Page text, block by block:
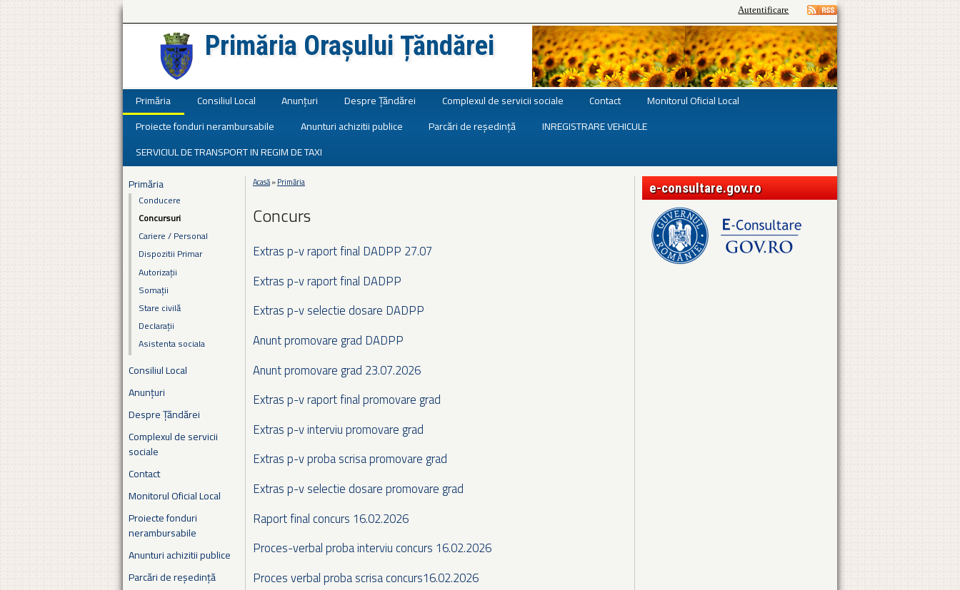
Autentificare
Primăria Orașului Țăndărei
Primăria Consiliul Local Anunțuri Despre Țăndărei Complexul de servicii sociale Contact
Monitorul Oficial Local
Proiecte fonduri nerambursabile
Anunturi achizitii publice Parcări de reședință
INREGISTRARE VEHICULE
SERVICIUL DE TRANSPORT IN REGIM DE TAXI
Primăria
Conducere
Concursuri
Cariere / Personal
Dispozitii Primar
Autorizații
Somații
Stare civilă
Declarații
Asistenta sociala
Consiliul Local
Anunțuri
Despre Țăndărei
Complexul de servicii
sociale
Contact
Monitorul Oficial Local
Proiecte fonduri
nerambursabile
Anunturi achizitii publice
Parcări de reședință
Eşti aici
Acasă»Primăria
Concurs
Extras p-v raport final DADPP 27.07
Extras p-v raport final DADPP
Extras p-v selectie dosare DADPP
Anunt promovare grad DADPP
Anunt promovare grad 23.07.2026
Extras p-v raport final promovare grad
Extras p-v interviu promovare grad
Extras p-v proba scrisa promovare grad
Extras p-v selectie dosare promovare grad
Raport final concurs 16.02.2026
Proces-verbal proba interviu concurs 16.02.2026
Proces verbal proba scrisa concurs16.02.2026
e-consultare.gov.ro